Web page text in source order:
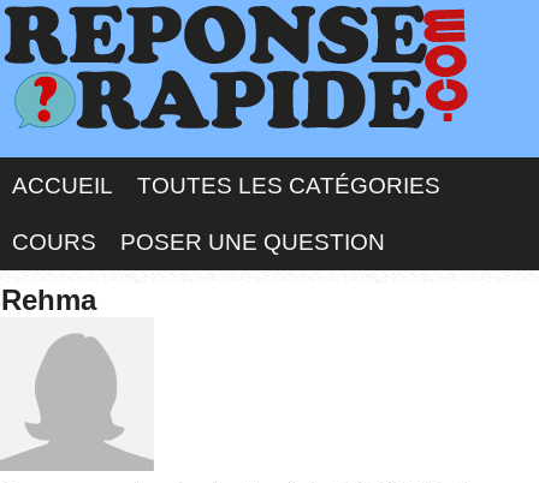
ACCUEIL TOUTES LES CATÉGORIES
COURS POSER UNE QUESTION
Rehma